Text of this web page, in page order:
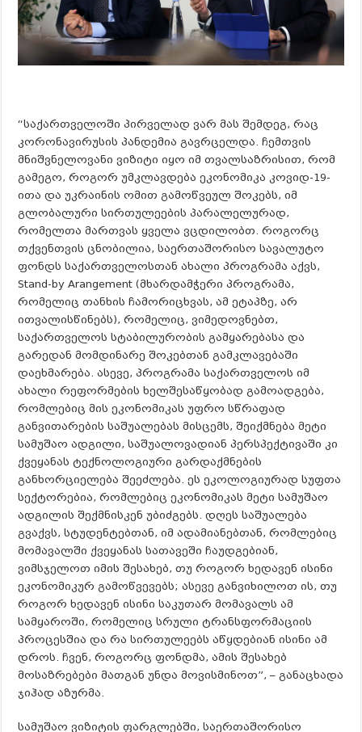
“საქართველოში პირველად ვარ მას შემდეგ, რაც
კორონავირუსის პანდემია გავრცელდა. ჩემთვის
მნიშვნელოვანი ვიზიტი იყო იმ თვალსაზრისით, რომ
გამეგო, როგორ უმკლავდება ეკონომიკა კოვიდ-19-
ითა და უკრაინის ომით გამოწვეულ შოკებს, იმ
გლობალური სირთულეების პარალელურად,
რომელთა მართვას ყველა ვცდილობთ. როგორც
თქვენთვის ცნობილია, საერთაშორისო სავალუტო
ფონდს საქართველოსთან ახალი პროგრამა აქვს,
Stand-by Arangement (მხარდამჭერი პროგრამა,
რომელიც თანხის ჩამორიცხვას, ამ ეტაპზე, არ
ითვალისწინებს), რომელიც, ვიმედოვნებთ,
საქართველოს სტაბილურობის გამყარებასა და
გარედან მომდინარე შოკებთან გამკლავებაში
დაეხმარება. ასევე, პროგრამა საქართველოს იმ
ახალი რეფორმების ხელშესაწყობად გამოადგება,
რომლებიც მის ეკონომიკას უფრო სწრაფად
განვითარების საშუალებას მისცემს, შეიქმნება მეტი
სამუშაო ადგილი, საშუალოვადიან პერსპექტივაში კი
ქვეყანას ტექნოლოგიური გარდაქმნების
განხორციელება შეეძლება. ეს ეკოლოგიურად სუფთა
სექტორებია, რომლებიც ეკონომიკას მეტი სამუშაო
ადგილის შექმნისკენ უბიძგებს. დღეს საშუალება
გვაქვს, სტუდენტებთან, იმ ადამიანებთან, რომლებიც
მომავალში ქვეყანას სათავეში ჩაუდგებიან,
ვიმსჯელოთ იმის შესახებ, თუ როგორ ხედავენ ისინი
ეკონომიკურ გამოწვევებს; ასევე განვიხილოთ ის, თუ
როგორ ხედავენ ისინი საკუთარ მომავალს ამ
სამყაროში, რომელიც სრული ტრანსფორმაციის
პროცესშია და რა სირთულეებს აწყდებიან ისინი ამ
დროს. ჩვენ, როგორც ფონდმა, ამის შესახებ
მოსაზრებები მათგან უნდა მოვისმინოთ”, – განაცხადა
ჯიჰად აზურმა.
სამუშაო ვიზიტის ფარგლებში, საერთაშორისო